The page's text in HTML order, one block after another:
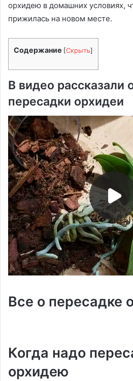
орхидею в домашних условиях,
прижилась на новом месте.
Содержание [Скрыть]
В видео рассказали
пересадки орхидеи
Все о пересадке
Когда надо
орхидею